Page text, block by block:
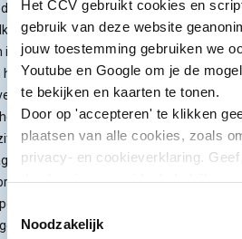
Het CCV gebruikt cookies en
gebruik van deze website
jouw toestemming gebruiken we
Youtube en Google om je de
te bekijken en kaarten te tonen.
Door op 'accepteren' te klikken
plaatsen van alle cookies, zoals
privacy- en cookieverklaring. Geef
Toestemmingsselectie
Noodzakelijk
wie op
manier
ingrijpen
het proces
en
van
door
te
andere onderwerpen.
Barrièremodel Wapens en
Jongeren
kunnen we leren
voor preventie?
Zweden wil jonge
tieners die ernstige
misdrijven plegen
zwaarder kunnen
straffen. Jongeren van
15 tot en met 17 jaar
in de gevangenis